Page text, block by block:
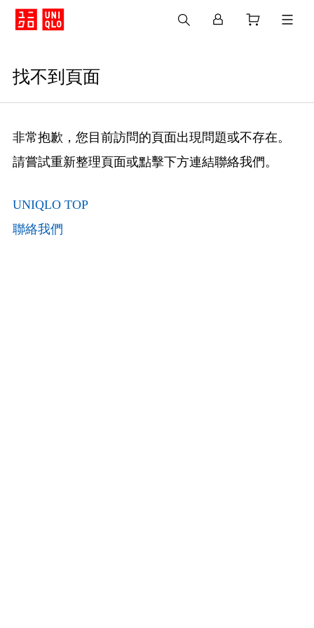
找不到頁面
非常抱歉，您目前訪問的頁面出現問題或不存在。
請嘗試重新整理頁面或點擊下方連結聯絡我們。
UNIQLO TOP
聯絡我們